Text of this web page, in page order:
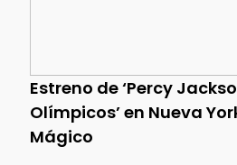
Estreno de ‘Percy
Olímpicos’ en Nueva
Mágico